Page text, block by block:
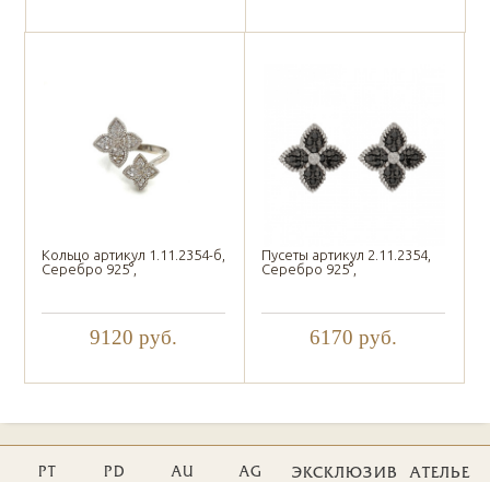
Кольцо артикул 1.11.2354-б,
Серебро 925°,
9120 руб.
Пусеты артикул 2.11.2354,
Серебро 925°,
6170 руб.
PT PD AU AG ЭКСКЛЮЗИВ АТЕЛЬЕ